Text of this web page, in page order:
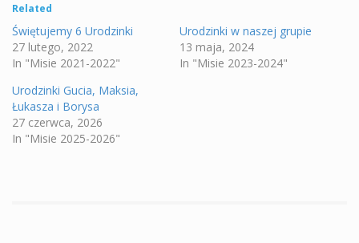
Related
Świętujemy 6 Urodzinki
27 lutego, 2022
In "Misie 2021-2022"
Urodzinki w naszej grupie
13 maja, 2024
In "Misie 2023-2024"
Urodzinki Gucia, Maksia,
Łukasza i Borysa
27 czerwca, 2026
In "Misie 2025-2026"